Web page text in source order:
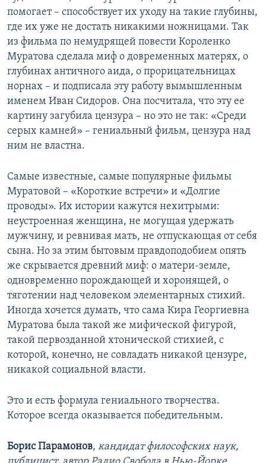
помогает – способствует их уходу на такие глубины,
где их уже не достать никакими ножницами. Так
из фильма по немудрящей повести Короленко
Муратова сделала миф о довременных матерях, о
глубинах античного аида, о прорицательницах
норнах – и подписала эту работу вымышленным
именем Иван Сидоров. Она посчитала, что эту ее
картину загубила цензура – но это не так: «Среди
серых камней» – гениальный фильм, цензура над
ним не властна.
Самые известные, самые популярные фильмы
Муратовой – «Короткие встречи» и «Долгие
проводы». Их истории кажутся нехитрыми:
неустроенная женщина, не могущая удержать
мужчину, и ревнивая мать, не отпускающая от себя
сына. Но за этим бытовым правдоподобием опять
же скрывается древний миф: о матери-земле,
одновременно порождающей и хоронящей, о
тяготении над человеком элементарных стихий.
Иногда хочется думать, что сама Кира Георгиевна
Муратова была такой же мифической фигурой,
такой первозданной хтонической стихией, с
которой, конечно, не совладать никакой цензуре,
никакой социальной власти.
Это и есть формула гениального творчества.
Которое всегда оказывается победительным.
Борис Парамонов, кандидат философских наук,